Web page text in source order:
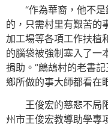
“作為華裔，他不
的，只需村里有艱苦的
加工場等各項工作扶植
的腦袋被強制塞入了一
捐助。”鷓鴣村的老書
鄉所做的事大師都看在
王俊宏的慈悲不局
州市王俊宏教導助學專